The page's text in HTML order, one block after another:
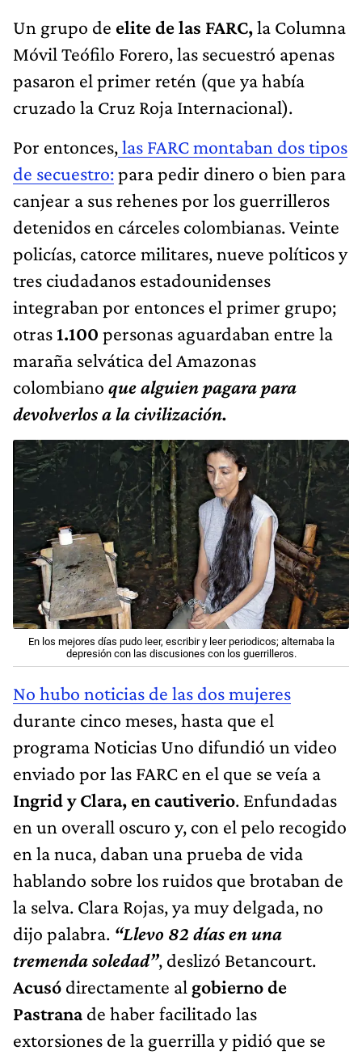
Un grupo de elite de las FARC,la Columna
Móvil Teófilo Forero, las secuestró apenas
pasaron el primer retén (que ya había
cruzado la Cruz Roja Internacional).
Por entonces,las FARC montaban dos tipos
de secuestro:para pedir dinero o bien para
canjear a sus rehenes por los guerrilleros
detenidos en cárceles colombianas. Veinte
policías, catorce militares, nueve políticos y
tres ciudadanos estadounidenses
integraban por entonces el primer grupo;
otras1.100 personas aguardaban entre la
maraña selvática del Amazonas
colombiano que alguien pagara para
devolverlos a la civilización.
En los mejores días pudo leer, escribir y leer periodicos; alternaba la
depresión con las discusiones con los guerrilleros.
No hubo noticias de las dos mujeres
durante cinco meses, hasta que el
programa Noticias Uno difundió un video
enviado por las FARC en el que se veía a
Ingrid y Clara, en cautiverio. Enfundadas
en un overall oscuro y, con el pelo recogido
en la nuca, daban una prueba de vida
hablando sobre los ruidos que brotaban de
la selva. Clara Rojas, ya muy delgada, no
dijo palabra. “Llevo 82 días en una
tremenda soledad”, deslizó Betancourt.
Acusó directamente al gobierno de
Pastranade haber facilitado las
extorsiones de la guerrilla y pidió que se